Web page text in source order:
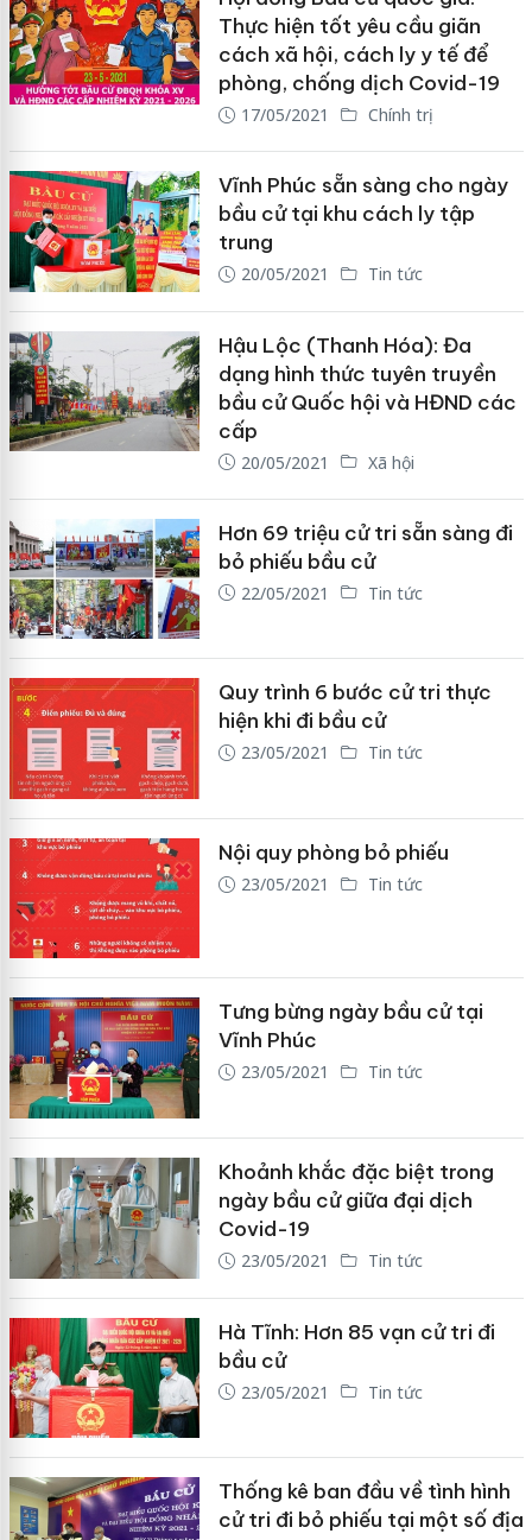
Thực hiện tốt yêu cầu giãn
cách xã hội, cách ly y tế để
phòng, chống dịch Covid-19
17/05/2021 Chính trị
Vĩnh Phúc sẵn sàng cho ngày
bầu cử tại khu cách ly tập
trung
20/05/2021 Tin tức
Hậu Lộc (Thanh Hóa): Đa
dạng hình thức tuyên truyền
bầu cử Quốc hội và HĐND các
cấp
20/05/2021 Xã hội
Hơn 69 triệu cử tri sẵn sàng đi
bỏ phiếu bầu cử
22/05/2021 Tin tức
Quy trình 6 bước cử tri thực
hiện khi đi bầu cử
23/05/2021 Tin tức
Nội quy phòng bỏ phiếu
23/05/2021 Tin tức
Tưng bừng ngày bầu cử tại
Vĩnh Phúc
23/05/2021 Tin tức
Khoảnh khắc đặc biệt trong
ngày bầu cử giữa đại dịch
Covid-19
23/05/2021 Tin tức
Hà Tĩnh: Hơn 85 vạn cử tri đi
bầu cử
23/05/2021 Tin tức
Thống kê ban đầu về tình hình
cử tri đi bỏ phiếu tại một số địa